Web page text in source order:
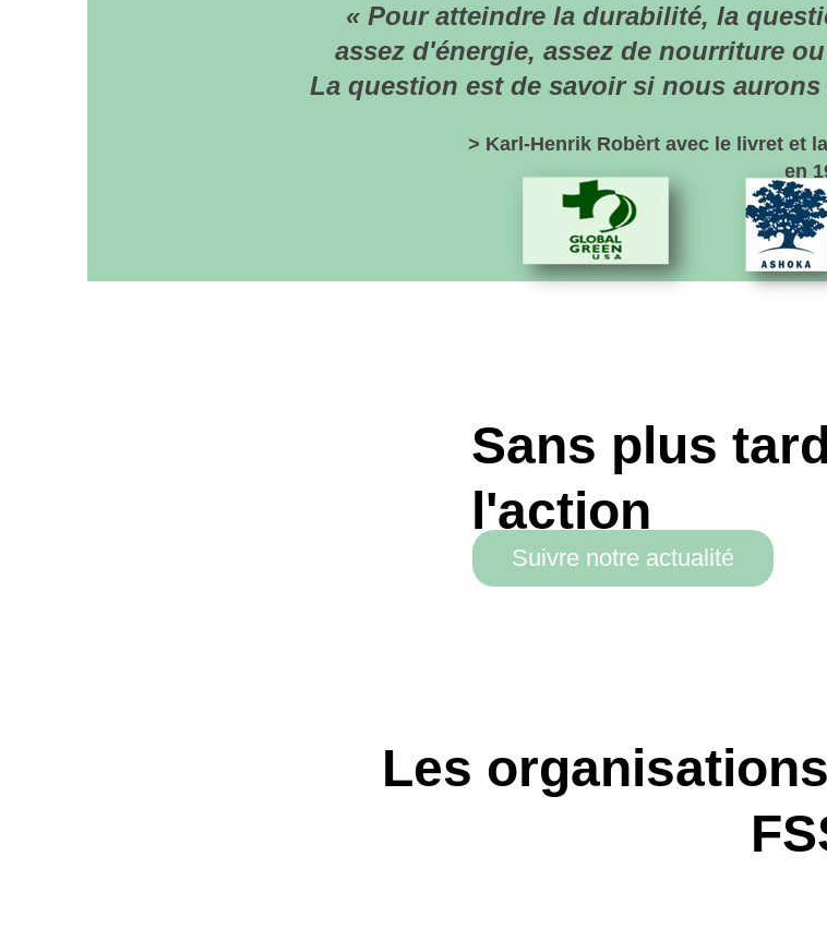
« Pour atteindre la durabilité, la question
assez d'énergie, assez de nourriture ou
La question est de savoir si nous aurons
> Karl-Henrik Robèrt avec le livret et la cassette
Sans plus
l'action
Suivre notre actualité
Les organisations
FSSD